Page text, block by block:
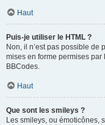
Haut
Puis-je utiliser le HTML ?
Non, il n’est pas possible de
mises en forme permises
BBCodes.
Haut
Que sont les smileys ?
Les smileys, ou émoticônes,